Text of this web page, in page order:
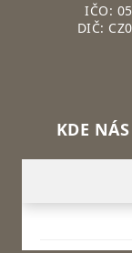
IČO:
DIČ:
KDE